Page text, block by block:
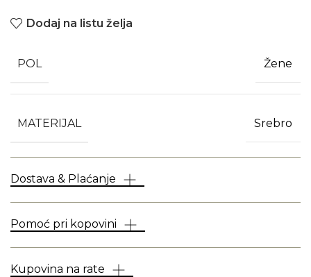
Dodaj na listu želja
POL Žene
MATERIJAL Srebro
Dostava & Plaćanje
Pomoć pri kopovini
Kupovina na rate